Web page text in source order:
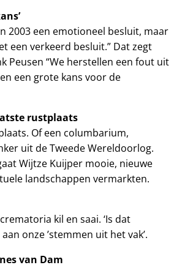
2003 een emotioneel besluit, maar
een verkeerd besluit.” Dat zegt
Peusen “We herstellen een fout uit
een grote kans voor de
rustplaats
Of een columbarium,
uit de Tweede Wereldoorlog.
Wijtze Kuijper mooie, nieuwe
landschappen vermarkten.
kil en saai. ‘Is dat
onze ’stemmen uit het vak’.
van Dam